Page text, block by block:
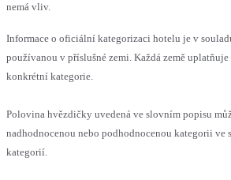
nemá vliv.
Informace o oficiální kategorizaci hotelu je v
používanou v příslušné zemi. Každá země
konkrétní kategorie.
Polovina hvězdičky uvedená ve slovním popisu
nadhodnocenou nebo podhodnocenou kategorii ve
kategorií.